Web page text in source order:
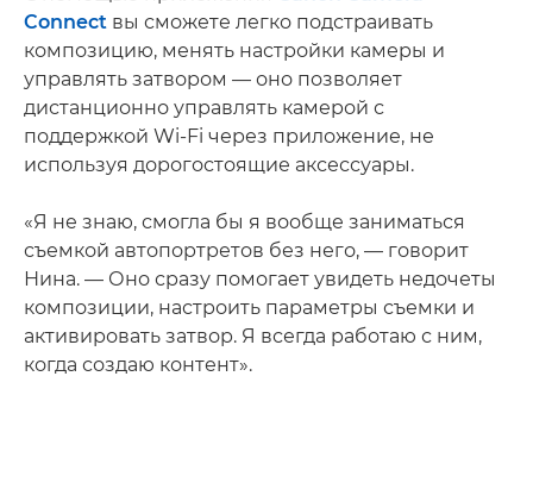
Connect вы сможете легко подстраивать
композицию, менять настройки камеры и
управлять затвором — оно позволяет
дистанционно управлять камерой с
поддержкой Wi-Fi через приложение, не
используя дорогостоящие аксессуары.
«Я не знаю, смогла бы я вообще заниматься
съемкой автопортретов без него, — говорит
Нина. — Оно сразу помогает увидеть недочеты
композиции, настроить параметры съемки и
активировать затвор. Я всегда работаю с ним,
когда создаю контент».